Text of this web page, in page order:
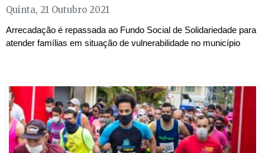
Quinta, 21 Outubro 2021
Arrecadação é repassada ao Fundo Social de Solidariedade para
atender famílias em situação de vulnerabilidade no município